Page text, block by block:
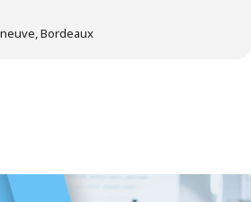
Bordeaux